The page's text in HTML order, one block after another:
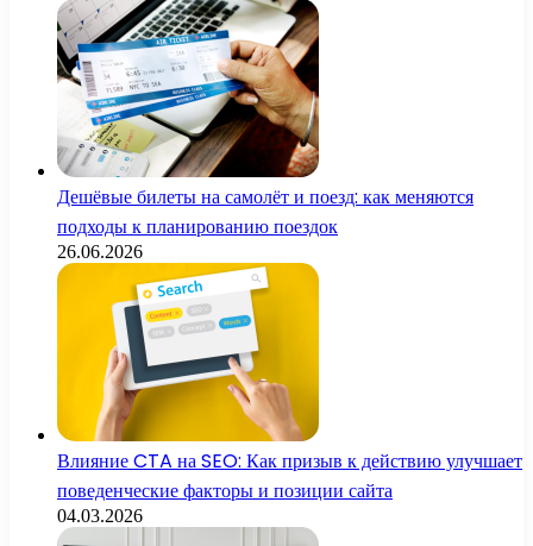
Дешёвые билеты на самолёт и поезд: как меняются
подходы к планированию поездок
26.06.2026
Влияние CTA на SEO: Как призыв к действию улучшает
поведенческие факторы и позиции сайта
04.03.2026